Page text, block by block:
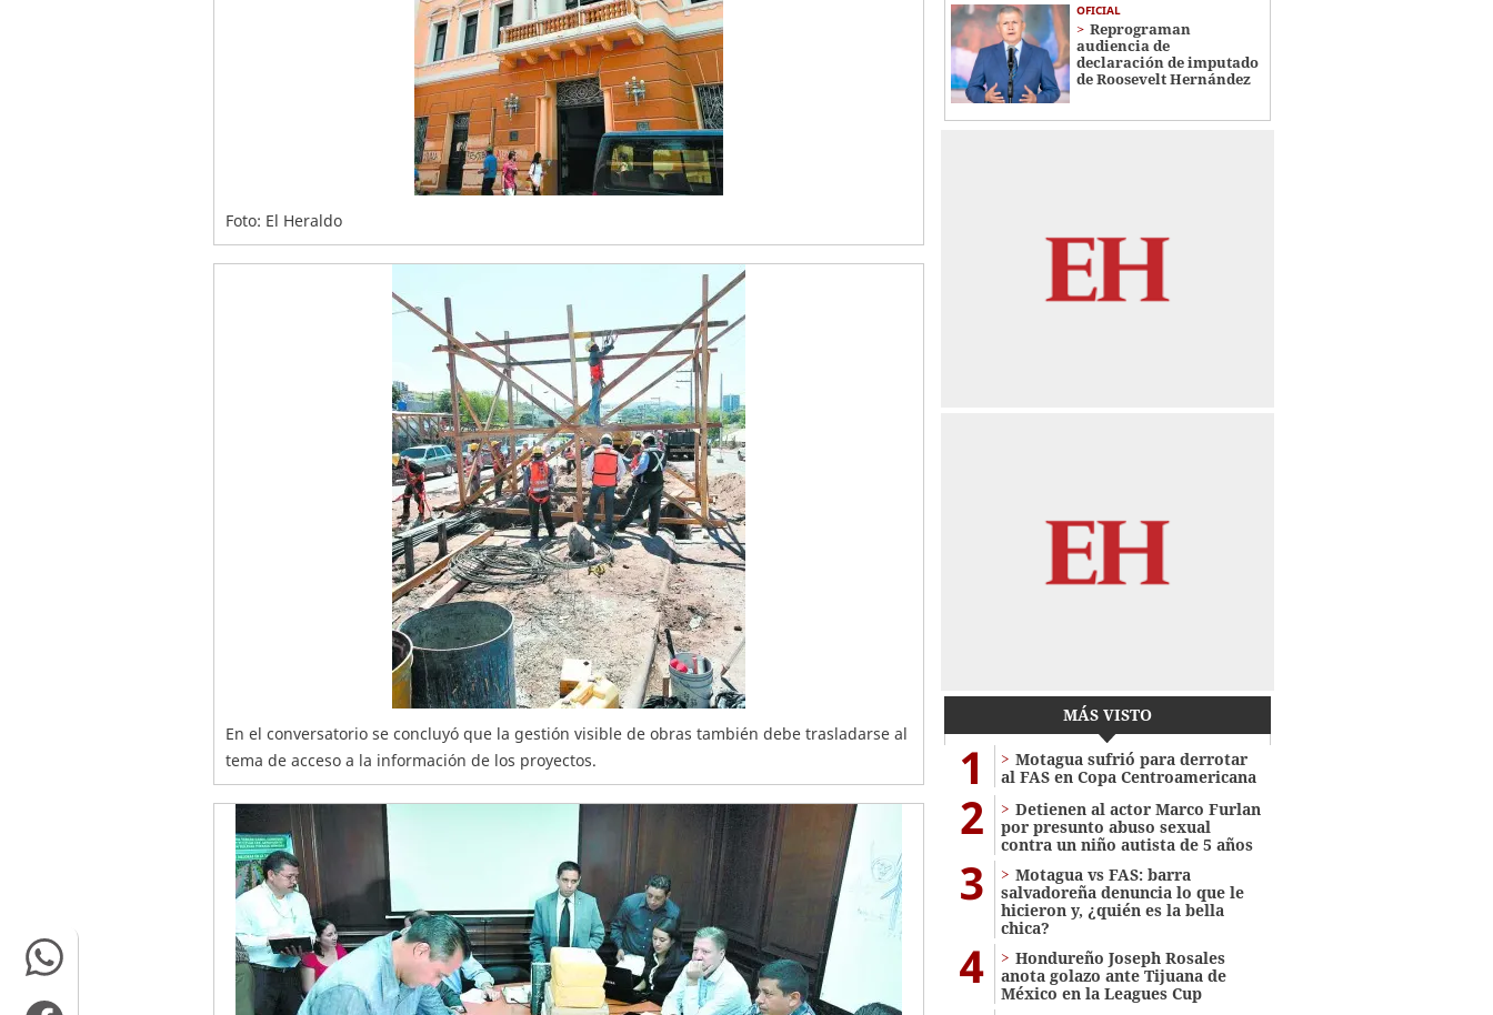
Foto: El Heraldo
En el conversatorio se concluyó que la gestión visible de obras también debe trasladarse al
tema de acceso a la información de los proyectos.
OFICIAL
Reprograman
audiencia de
declaración de imputado
de Roosevelt Hernández
MÁS VISTO
1
Motagua sufrió para derrotar
al FAS en Copa Centroamericana
2
Detienen al actor Marco Furlan
por presunto abuso sexual
contra un niño autista de 5 años
3
Motagua vs FAS: barra
salvadoreña denuncia lo que le
hicieron y, ¿quién es la bella
chica?
4
Hondureño Joseph Rosales
anota golazo ante Tijuana de
México en la Leagues Cup